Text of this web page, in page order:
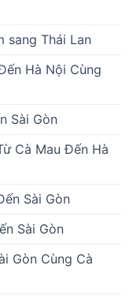
sang Thái Lan
Hà Nội Cùng
Sài Gòn
Cà Mau Đến Hà
Sài Gòn
Sài Gòn
Gòn Cùng Cà